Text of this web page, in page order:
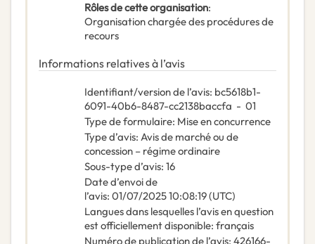
Rôles de cette organisation:
Organisation chargée des procédures de
recours
Informations relatives à l’avis
Identifiant/version de l’avis: bc5618b1-
6091-40b6-8487-cc2138baccfa - 01
Type de formulaire: Mise en concurrence
Type d’avis: Avis de marché ou de
concession – régime ordinaire
Sous-type d’avis: 16
Date d’envoi de
l’avis: 01/07/202510:08:19 (UTC)
Langues dans lesquelles l’avis en question
est officiellement disponible: français
Numéro de publication de l’avis: 426166-